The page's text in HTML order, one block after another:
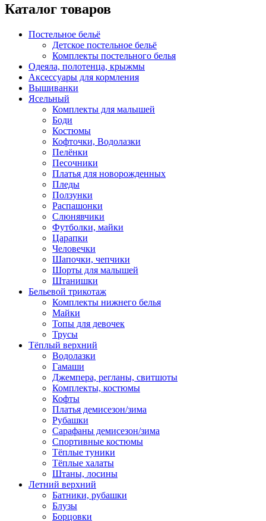
Каталог товаров
Постельное бельё
Детское постельное бельё
Комплекты постельного белья
Одеяла, полотенца, крыжмы
Аксессуары для кормления
Вышиванки
Ясельный
Комплекты для малышей
Боди
Костюмы
Кофточки, Водолазки
Пелёнки
Песочники
Платья для новорожденных
Пледы
Ползунки
Распашонки
Слюнявчики
Футболки, майки
Царапки
Человечки
Шапочки, чепчики
Шорты для малышей
Штанишки
Бельевой трикотаж
Комплекты нижнего белья
Майки
Топы для девочек
Трусы
Тёплый верхний
Водолазки
Гамаши
Джемпера, регланы, свитшоты
Комплекты, костюмы
Кофты
Платья демисезон/зима
Рубашки
Сарафаны демисезон/зима
Спортивные костюмы
Тёплые туники
Тёплые халаты
Штаны, лосины
Летний верхний
Батники, рубашки
Блузы
Борцовки